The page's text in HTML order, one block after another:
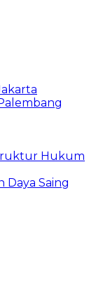
Hukum
Saing